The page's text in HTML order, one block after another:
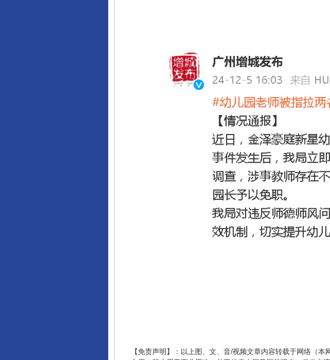
【免责声明】：以上图、文、音/视频文章内容转载于网络（